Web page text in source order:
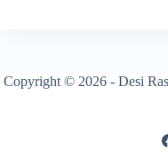
Copyright © 2026 - Desi